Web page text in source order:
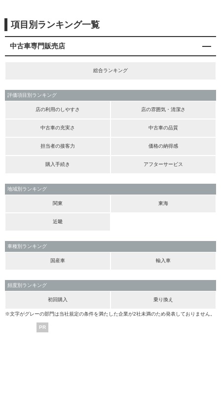
項目別ランキング一覧
中古車専門販売店
総合ランキング
評価項目別ランキング
店の利用のしやすさ 店の雰囲気・清潔さ
中古車の充実さ 中古車の品質
担当者の接客力 価格の納得感
購入手続き アフターサービス
地域別ランキング
関東 東海
近畿
車種別ランキング
国産車 輸入車
頻度別ランキング
初回購入 乗り換え
※文字がグレーの部門は当社規定の条件を満たした企業が2社未満のため発表しておりません。
PR